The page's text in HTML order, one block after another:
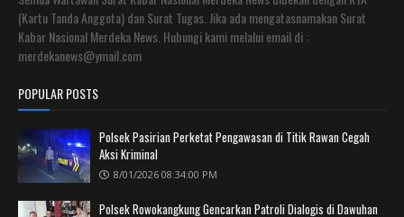
(Kartu Tanda Anggota) dan Surat Tugas. Jika ada mengatasnamakan Surat
Kabar Nasional Merdeka News. Hubungi kami melalui email di :
merdekanews@ymail.com
POPULAR POSTS
Polsek Pasirian Perketat Pengawasan di Titik Rawan Cegah
Aksi Kriminal
8/01/2026 08:34:00 PM
Polsek Rowokangkung Gencarkan Patroli Dialogis di Dawuhan